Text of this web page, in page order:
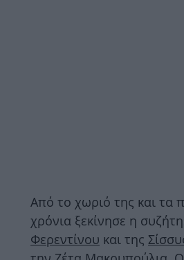
Από το χωριό της και τα
χρόνια ξεκίνησε η
Φερεντίνου και της